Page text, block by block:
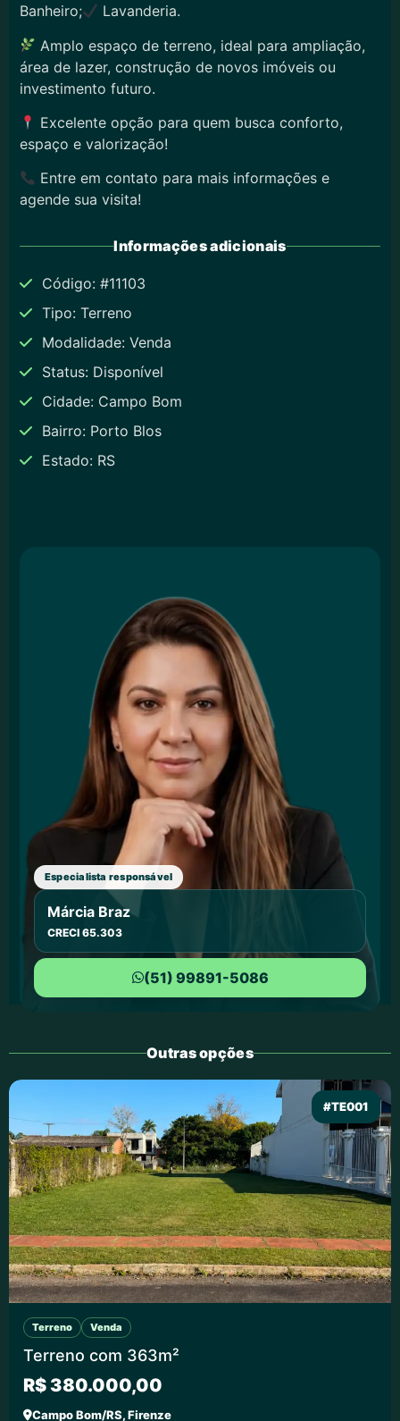
Banheiro;
Lavanderia.
Amplo espaço de terreno, ideal para ampliação,
área de lazer, construção de novos imóveis ou
investimento futuro.
Excelente opção para quem busca conforto,
espaço e valorização!
Entre em contato para mais informações e
agende sua visita!
Informações adicionais
Código: #11103
Tipo: Terreno
Modalidade: Venda
Status: Disponível
Cidade: Campo Bom
Bairro: Porto Blos
Estado: RS
Especialista responsável
Márcia Braz
CRECI 65.303
(51) 99891-5086
Outras opções
#TE001
Terreno Venda
Terreno com 363m²
R$ 380.000,00
Campo Bom/RS, Firenze